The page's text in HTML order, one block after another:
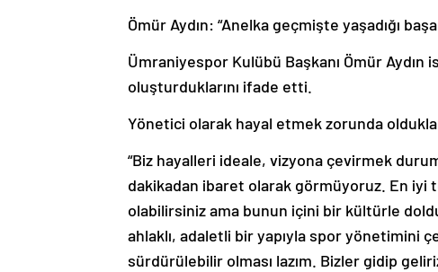
Ömür Aydın: “Anelka geçmişte yaşadığı
Ümraniyespor Kulübü Başkanı Ömür Aydın
oluşturduklarını ifade etti.
Yönetici olarak hayal etmek zorunda
“Biz hayalleri ideale, vizyona çevirmek
dakikadan ibaret olarak görmüyoruz. En iyi
olabilirsiniz ama bunun içini bir kültürle
ahlaklı, adaletli bir yapıyla spor yönetimini
sürdürülebilir olması lazım. Bizler gidip